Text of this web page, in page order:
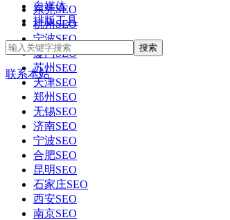
自媒体
排版工具
联系本站
东莞SEO
杭州SEO
宁波SEO
厦门SEO
苏州SEO
天津SEO
郑州SEO
无锡SEO
济南SEO
宁波SEO
合肥SEO
昆明SEO
石家庄SEO
西安SEO
南京SEO